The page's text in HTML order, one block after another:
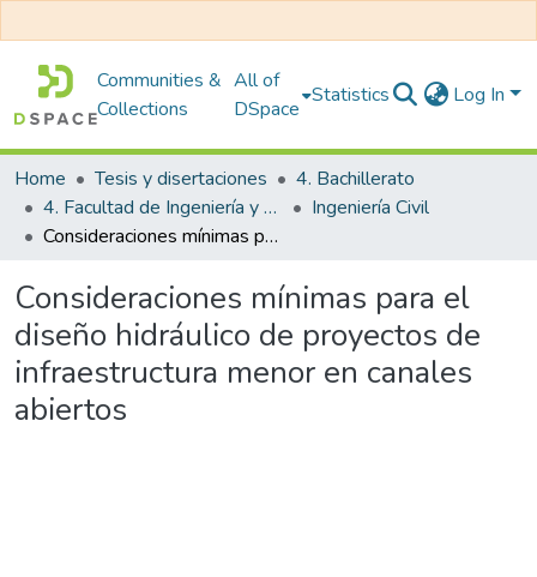
Communities &
Collections
All of
DSpace
Statistics Log In
Home Tesis y disertaciones
4. Bachillerato
4. Facultad de Ingeniería y Arquitectura
Ingeniería Civil
Consideraciones mínimas para el diseño hidráulico de proyectos de infraestructura menor en canales abiertos
Consideraciones mínimas para el
diseño hidráulico de proyectos de
infraestructura menor en canales
abiertos